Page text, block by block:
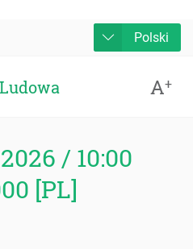
Polski
A+
/ 10:00
[PL]